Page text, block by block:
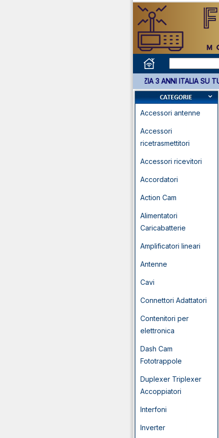
*** GARANZIA 3 ANNI
Accessori antenne
Accessori
ricetrasmettitori
Accessori ricevitori
Accordatori
Action Cam
Alimentatori
Caricabatterie
Amplificatori lineari
Antenne
Cavi
Connettori Adattatori
Contenitori per
elettronica
Dash Cam
Fototrappole
Duplexer Triplexer
Accoppiatori
Interfoni
Inverter